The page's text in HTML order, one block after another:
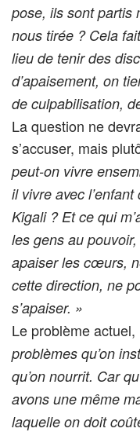
pose, ils sont partis
nous tirée ? Cela
lieu de tenir des
d’apaisement, on
de culpabilisation,
La question ne
s’accuser, mais
peut-on vivre
il vivre avec
Kigali ? Et ce qui
les gens au
apaiser les cœurs,
cette direction, ne
s’apaiser. »
Le problème
problèmes qu’on
qu’on nourrit. Car
avons une même
laquelle on doit